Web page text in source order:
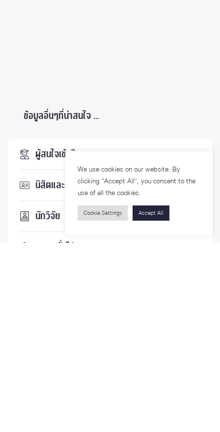
ข้อมูลอื่นๆที่น่าสนใจ ...
ผู้สนใจเข้าศึกษา
นิสิตและบุคลากร
นักวิจัย
บุคคลทั่วไป
We use cookies on our website. By
clicking “Accept All”, you consent to the
use of all the cookies.
Cookie Settings Accept All